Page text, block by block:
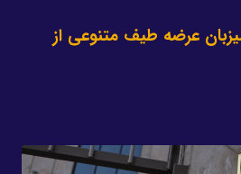
عرضه طیف متنوعی از